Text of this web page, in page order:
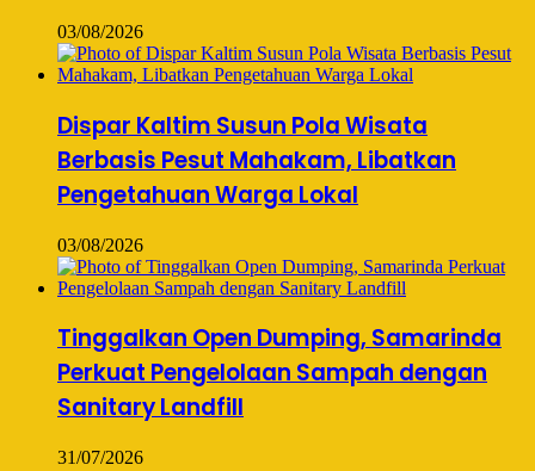
03/08/2026
Dispar Kaltim Susun Pola Wisata
Berbasis Pesut Mahakam, Libatkan
Pengetahuan Warga Lokal
03/08/2026
Tinggalkan Open Dumping, Samarinda
Perkuat Pengelolaan Sampah dengan
Sanitary Landfill
31/07/2026